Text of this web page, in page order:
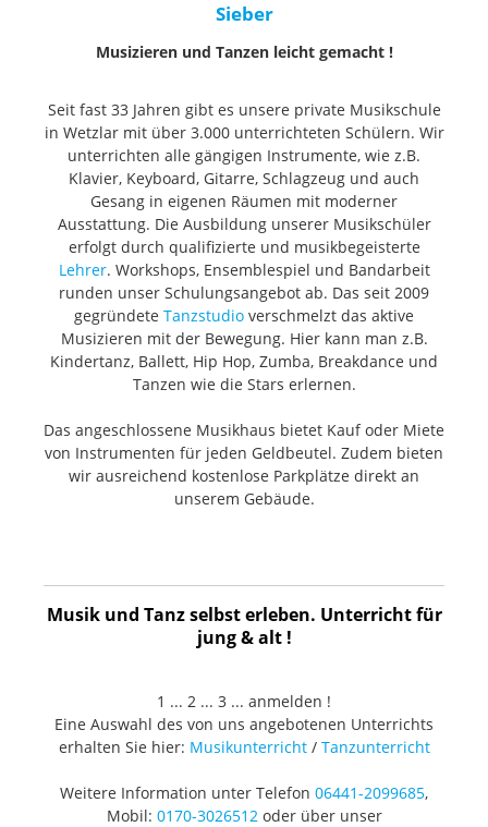
Sieber
Musizieren und Tanzen leicht gemacht !
Seit fast 33 Jahren gibt es unsere private Musikschule
in Wetzlar mit über 3.000 unterrichteten Schülern. Wir
unterrichten alle gängigen Instrumente, wie z.B.
Klavier, Keyboard, Gitarre, Schlagzeug und auch
Gesang in eigenen Räumen mit moderner
Ausstattung. Die Ausbildung unserer Musikschüler
erfolgt durch qualifizierte und musikbegeisterte
Lehrer. Workshops, Ensemblespiel und Bandarbeit
runden unser Schulungsangebot ab. Das seit 2009
gegründete Tanzstudio verschmelzt das aktive
Musizieren mit der Bewegung. Hier kann man z.B.
Kindertanz, Ballett, Hip Hop, Zumba, Breakdance und
Tanzen wie die Stars erlernen.
Das angeschlossene Musikhaus bietet Kauf oder Miete
von Instrumenten für jeden Geldbeutel. Zudem bieten
wir ausreichend kostenlose Parkplätze direkt an
unserem Gebäude.
Musik und Tanz selbst erleben. Unterricht für
jung & alt !
1 ... 2 ... 3 ... anmelden !
Eine Auswahl des von uns angebotenen Unterrichts
erhalten Sie hier: Musikunterricht/ Tanzunterricht
Weitere Information unter Telefon 06441-2099685,
Mobil: 0170-3026512oder über unser